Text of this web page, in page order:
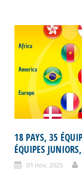
18 PAYS, 35
ÉQUIPES
01 nov. 2025